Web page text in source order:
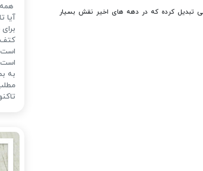
تبدیل كرده كه در دهه های اخیر نقش بسیار
آیا
کتف
به